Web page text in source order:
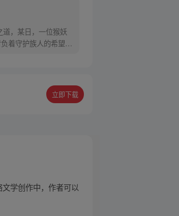
，某日，一位猴妖
着守护族人的希望和
立即下载
学创作中，作者可以